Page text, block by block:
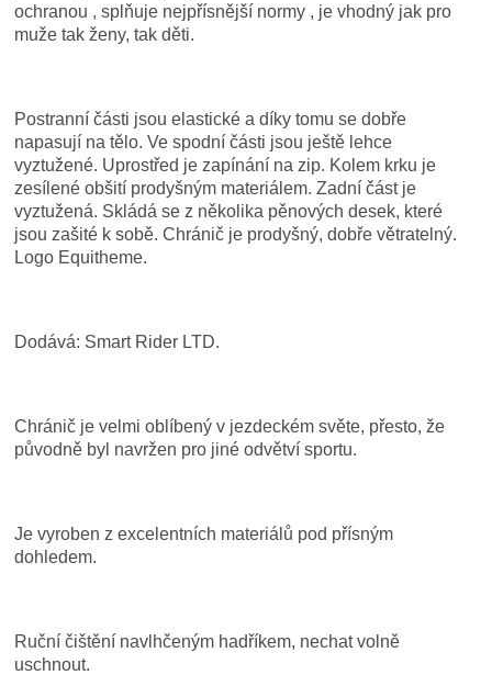
ochranou , splňuje nejpřísnější normy , je vhodný jak pro
muže tak ženy, tak děti.
Postranní části jsou elastické a díky tomu se dobře
napasují na tělo. Ve spodní části jsou ještě lehce
vyztužené. Uprostřed je zapínání na zip. Kolem krku je
zesílené obšití prodyšným materiálem. Zadní část je
vyztužená. Skládá se z několika pěnových desek, které
jsou zašité k sobě. Chránič je prodyšný, dobře větratelný.
Logo Equitheme.
Dodává: Smart Rider LTD.
Chránič je velmi oblíbený v jezdeckém světe, přesto, že
původně byl navržen pro jiné odvětví sportu.
Je vyroben z excelentních materiálů pod přísným
dohledem.
Ruční čištění navlhčeným hadříkem, nechat volně
uschnout.